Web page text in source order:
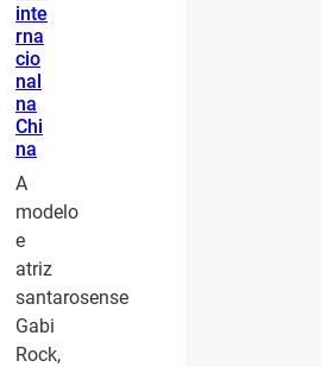
inte
rna
cio
nal
na
Chi
na
A
modelo
e
atriz
santarosense
Gabi
Rock,